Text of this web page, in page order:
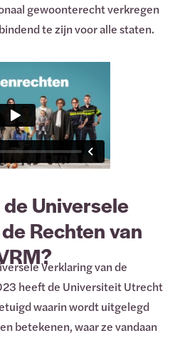
gewoonterecht verkregen
te zijn voor alle staten.
Universele
Rechten van
Verklaring van de
heeft de Universiteit Utrecht
waarin wordt uitgelegd
betekenen, waar ze vandaan